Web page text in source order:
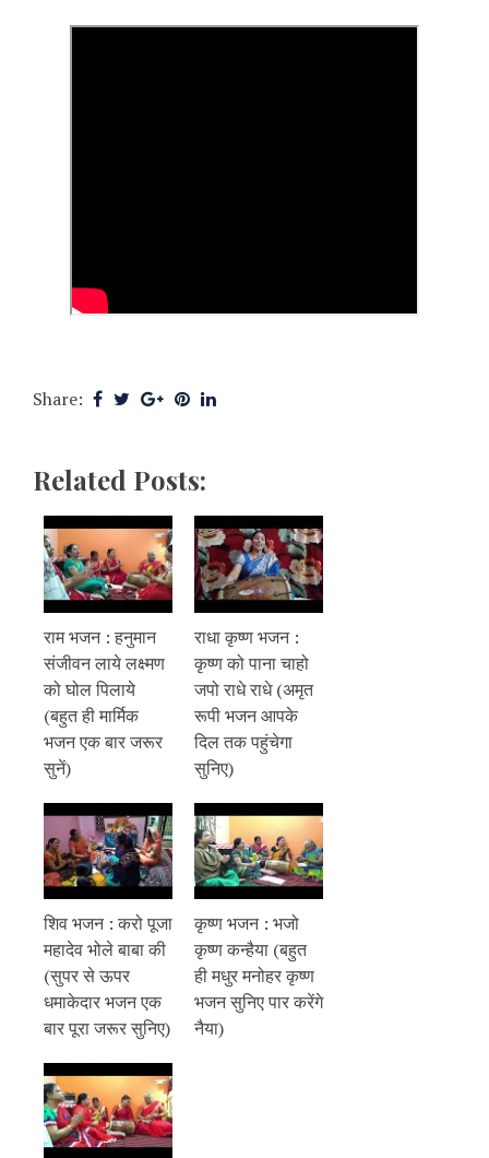
Share:
Related Posts:
राम भजन : हनुमान
संजीवन लाये लक्ष्मण
को घोल पिलाये
(बहुत ही मार्मिक
भजन एक बार जरूर
सुनें)
राधा कृष्ण भजन :
कृष्ण को पाना चाहो
जपो राधे राधे (अमृत
रूपी भजन आपके
दिल तक पहुंचेगा
सुनिए)
शिव भजन : करो पूजा
महादेव भोले बाबा की
(सुपर से ऊपर
धमाकेदार भजन एक
बार पूरा जरूर सुनिए)
कृष्ण भजन : भजो
कृष्ण कन्हैया (बहुत
ही मधुर मनोहर कृष्ण
भजन सुनिए पार करेंगे
नैया)